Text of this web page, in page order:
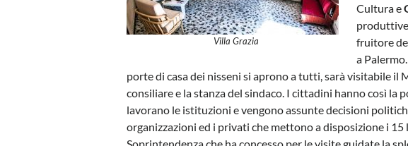
Villa Grazia
Cultura e
produttive
fruitore
a
porte di casa dei nisseni si aprono a tutti, sarà visitabile il
consiliare e la stanza del sindaco. I cittadini hanno così la
lavorano le istituzioni e vengono assunte decisioni
organizzazioni ed i privati che mettono a disposizione i 15